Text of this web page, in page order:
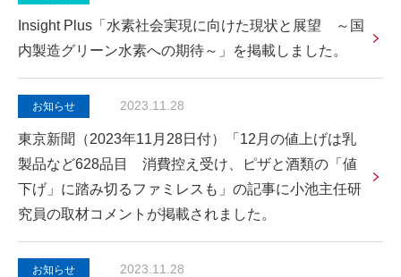
Insight Plus「水素社会実現に向けた現状と展望 ～国
内製造グリーン水素への期待～」を掲載しました。
お知らせ 2023.11.28
東京新聞（2023年11月28日付）「12月の値上げは乳
製品など628品目 消費控え受け、ピザと酒類の「値
下げ」に踏み切るファミレスも」の記事に小池主任研
究員の取材コメントが掲載されました。
お知らせ 2023.11.28